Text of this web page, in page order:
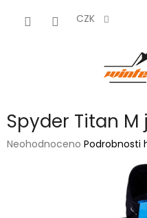
CZK
Spyder Titan M
Průměrné
Neohodnoceno Podrobnosti